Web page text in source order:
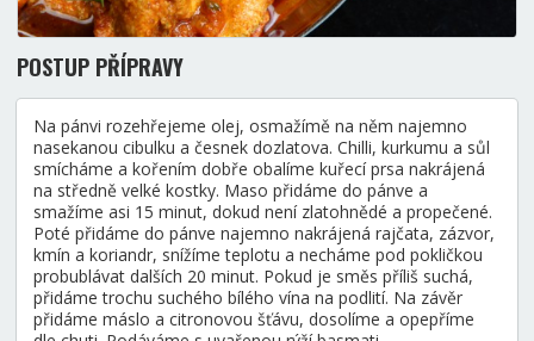
POSTUP PŘÍPRAVY
Na pánvi rozehřejeme olej, osmažímě na něm najemno
nasekanou cibulku a česnek dozlatova. Chilli, kurkumu a sůl
smícháme a kořením dobře obalíme kuřecí prsa nakrájená
na středně velké kostky. Maso přidáme do pánve a
smažíme asi 15 minut, dokud není zlatohnědé a propečené.
Poté přidáme do pánve najemno nakrájená rajčata, zázvor,
kmín a koriandr, snížíme teplotu a necháme pod pokličkou
probublávat dalších 20 minut. Pokud je směs příliš suchá,
přidáme trochu suchého bílého vína na podlití. Na závěr
přidáme máslo a citronovou šťávu, dosolíme a opepříme